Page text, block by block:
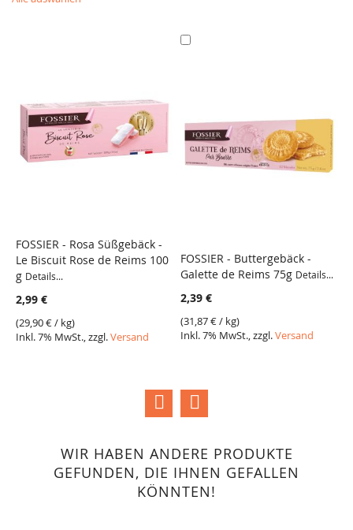
VERGLEICH
FOSSIER - Rosa Süßgebäck -
Le Biscuit Rose de Reims 100
g Details...
2,99 €
(29,90 €/ kg)
Inkl. 7% MwSt., zzgl.Versand
VERGLEICH
FOSSIER - Buttergebäck -
Galette de Reims 75g Details...
2,39 €
(31,87 €/ kg)
Inkl. 7% MwSt., zzgl.Versand
WIR HABEN ANDERE PRODUKTE
GEFUNDEN, DIE IHNEN GEFALLEN
KÖNNTEN!